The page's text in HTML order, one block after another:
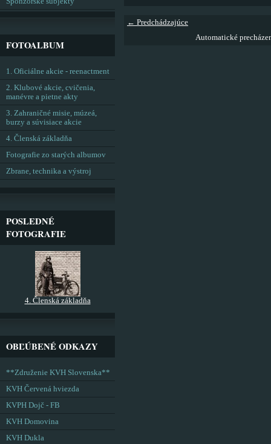
← Predchádzajúce
Automatické
FOTOALBUM
1. Oficiálne akcie - reenactment
2. Klubové akcie, cvičenia,
manévre a pietne akty
3. Zahraničné misie, múzeá,
burzy a súvisiace akcie
4. Členská základňa
Fotografie zo starých albumov
Zbrane, technika a výstroj
POSLEDNÉ
FOTOGRAFIE
4. Členská základňa
OBĽÚBENÉ ODKAZY
**Združenie KVH Slovenska**
KVH Červená hviezda
KVPH Dojč - FB
KVH Domovina
KVH Dukla